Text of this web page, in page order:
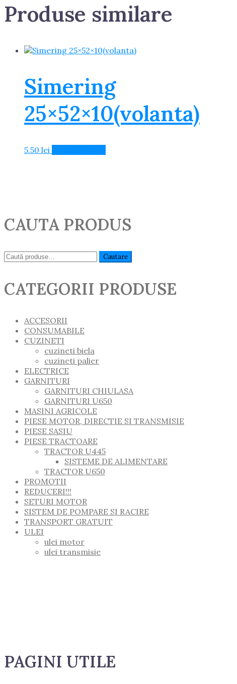
Produse similare
Simering
25×52×10(volanta)
5.50 lei
CAUTA PRODUS
Caută: Cautare
CATEGORII PRODUSE
ACCESORII
CONSUMABILE
CUZINETI
cuzineti biela
cuzineti palier
ELECTRICE
GARNITURI
GARNITURI CHIULASA
GARNITURI U650
MASINI AGRICOLE
PIESE MOTOR, DIRECTIE SI TRANSMISIE
PIESE SASIU
PIESE TRACTOARE
TRACTOR U445
SISTEME DE ALIMENTARE
TRACTOR U650
PROMOTII
REDUCERI!!!
SETURI MOTOR
SISTEM DE POMPARE SI RACIRE
TRANSPORT GRATUIT
ULEI
ulei motor
ulei transmisie
PAGINI UTILE